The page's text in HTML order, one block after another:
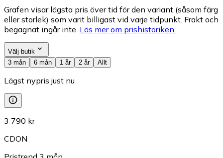
Grafen visar lägsta pris över tid för den variant (såsom färg
eller storlek) som varit billigast vid varje tidpunkt. Frakt och
begagnat ingår inte. Läs mer om prishistoriken.
Välj butik
3 mån
6 mån 1 år 2 år Allt
Lägst nypris just nu
3 790 kr
CDON